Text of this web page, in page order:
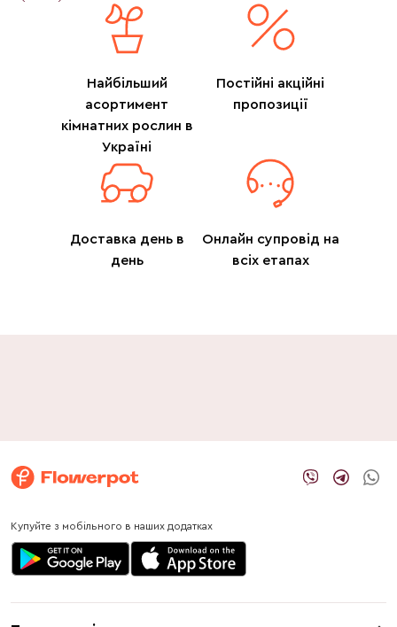
Найбільший
асортимент
кімнатних рослин в
Україні
Постійні акційні
пропозиції
Доставка день в
день
Онлайн супровід на
всіх етапах
Купуйте з мобільного в наших додатках